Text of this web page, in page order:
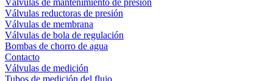
Válvulas de mantenimiento de presión
Válvulas reductoras de presión
Válvulas de membrana
Válvulas de bola de regulación
Bombas de chorro de agua
Contacto
Válvulas de medición